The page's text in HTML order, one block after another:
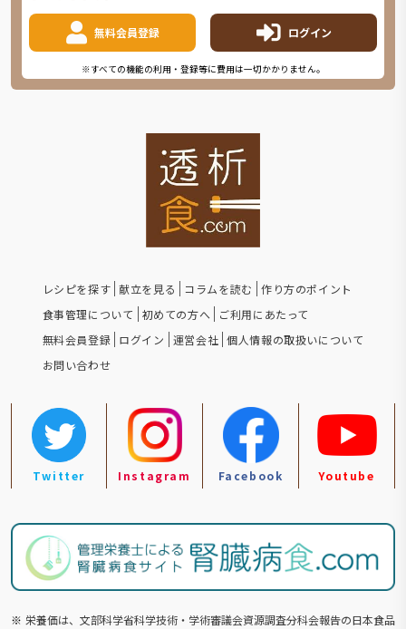
無料会員登録 ログイン
※すべての機能の利用・登録等に費用は一切かかりません。
レシピを探す 献立を見る コラムを読む
作り方のポイント
食事管理について
初めての方へ
ご利用にあたって
無料会員登録 ログイン 運営会社 個人情報の取扱いについて
お問い合わせ
Twitter Instagram Facebook Youtube
※ 栄養価は、文部科学省科学技術・学術審議会資源調査分科会報告の⽇本食品